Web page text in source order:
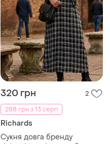
320 грн
2
288 грн з 13 серп
Richards
Сукня довга бренду